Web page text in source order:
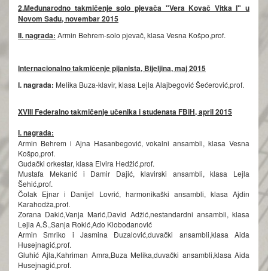
2.Međunarodno takmičenje solo pjevača "Vera Kovač Vitka I" u
Novom Sadu, novembar 2015
II. nagrada: Armin Behrem-solo pjevač, klasa Vesna Košpo,prof.
Internacionalno takmičenje pijanista, Bijeljina, maj 2015
I. nagrada: Melika Buza-klavir, klasa Lejla Alajbegović Šećerović,prof.
XVIII Federalno takmičenje učenika i studenata FBiH, april 2015
I. nagrada:
Armin Behrem i Ajna Hasanbegović, vokalni ansambli, klasa Vesna
Košpo,prof.
Gudački orkestar, klasa Elvira Hedžić,prof.
Mustafa Mekanić i Damir Dajić, klavirski ansambli, klasa Lejla
Šehić,prof.
Čolak Ejnar i Danijel Lovrić, harmonikaški ansambli, klasa Ajdin
Karahodža,prof.
Zorana Dakić,Vanja Marić,David Adžić,nestandardni ansambli, klasa
Lejla A.Š.,Sanja Rokić,Ado Klobodanović
Armin Smriko i Jasmina Đuzalović,duvački ansambli,klasa Aida
Husejnagić,prof.
Gluhić Ajla,Kahriman Amra,Buza Melika,duvački ansambli,klasa Aida
Husejnagić,prof.